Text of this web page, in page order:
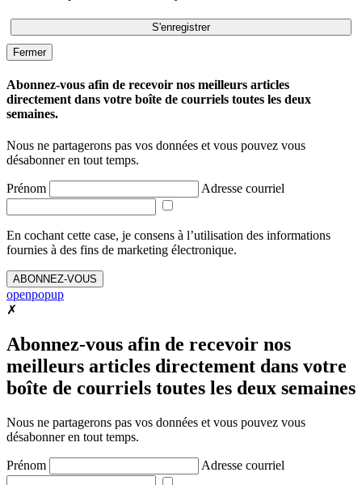
Fermer
Abonnez-vous afin de recevoir nos meilleurs articles
directement dans votre boîte de courriels toutes les deux
semaines.
Nous ne partagerons pas vos données et vous pouvez vous
désabonner en tout temps.
Prénom Adresse courriel
En cochant cette case, je consens à l’utilisation des informations
fournies à des fins de marketing électronique.
ABONNEZ-VOUS
openpopup
✗
Abonnez-vous afin de recevoir nos
meilleurs articles directement dans votre
boîte de courriels toutes les deux semaines
Nous ne partagerons pas vos données et vous pouvez vous
désabonner en tout temps.
Prénom Adresse courriel